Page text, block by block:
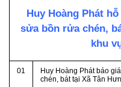
Huy Hoàng Phát
sửa bồn rửa chén,
khu
01
Huy Hoàng Phát báo
chén, bát tại Xã Tân